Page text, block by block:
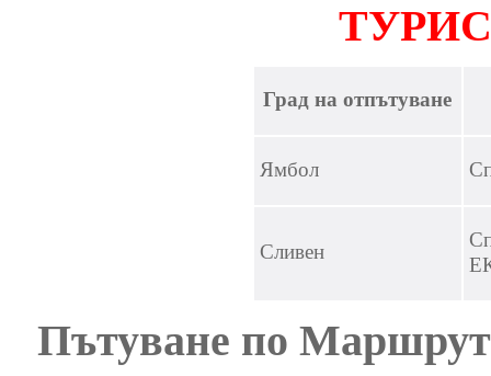
Град на отпътуване
Ямбол
Сливен
Пътуване по